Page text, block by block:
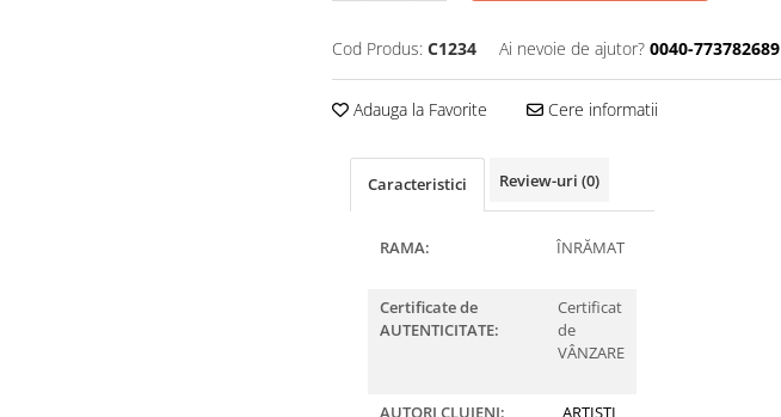
Cod Produs: C1234 Ai nevoie de ajutor? 0040-773782689
Adauga la Favorite Cere informatii
Caracteristici Review-uri (0)
RAMA: ÎNRĂMAT
Certificate de
AUTENTICITATE:
Certificat
de
VÂNZARE
AUTORI CLUJENI:
ARTIȘTI